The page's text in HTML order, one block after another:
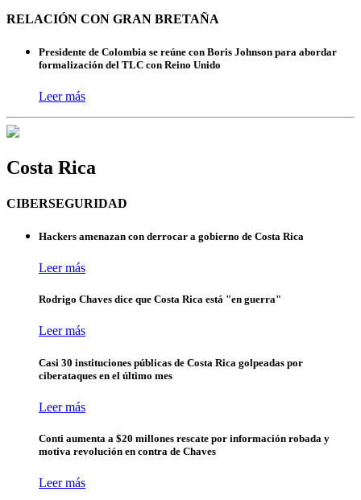
RELACIÓN CON GRAN BRETAÑA
Presidente de Colombia se reúne con Boris Johnson para abordar
formalización del TLC con Reino Unido
Leer más
Costa Rica
CIBERSEGURIDAD
Hackers amenazan con derrocar a gobierno de Costa Rica
Leer más
Rodrigo Chaves dice que Costa Rica está "en guerra"
Leer más
Casi 30 instituciones públicas de Costa Rica golpeadas por
ciberataques en el último mes
Leer más
Conti aumenta a $20 millones rescate por información robada y
motiva revolución en contra de Chaves
Leer más